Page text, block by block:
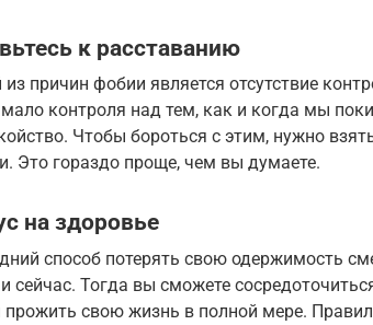
к расставанию
причин фобии является отсутствие
контроля над тем, как и когда мы
Чтобы бороться с этим, нужно
Это гораздо проще, чем вы думаете.
на здоровье
способ потерять свою одержимость
сейчас. Тогда вы сможете
свою жизнь в полной мере.